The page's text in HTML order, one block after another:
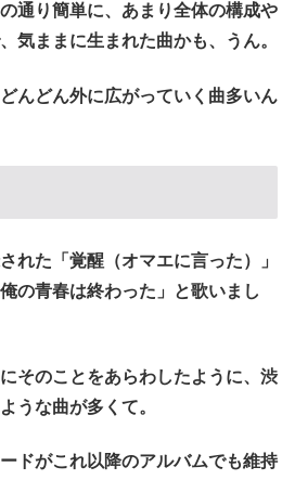
通り簡単に、あまり全体の構成や
気ままに生まれた曲かも、うん。
んどん外に広がっていく曲多いん
れた「覚醒（オマエに言った）」
の青春は終わった」と歌いまし
そのことをあらわしたように、渋
うな曲が多くて。
ドがこれ以降のアルバムでも維持